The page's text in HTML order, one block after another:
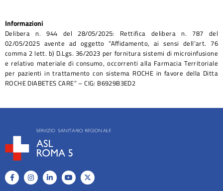
Informazioni
Delibera n. 944 del 28/05/2025: Rettifica delibera n. 787 del
02/05/2025 avente ad oggetto “Affidamento, ai sensi dell’art. 76
comma 2 lett. b) D.Lgs. 36/2023 per fornitura sistemi di microinfusione
e relativo materiale di consumo, occorrenti alla Farmacia Territoriale
per pazienti in trattamento con sistema ROCHE in favore della Ditta
ROCHE DIABETES CARE” – CIG: B6929B3ED2